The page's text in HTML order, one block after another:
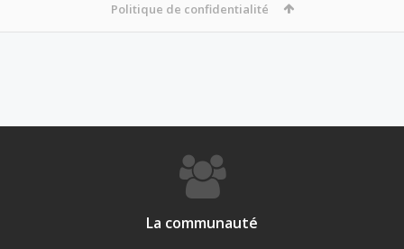
Politique de confidentialité
La communauté